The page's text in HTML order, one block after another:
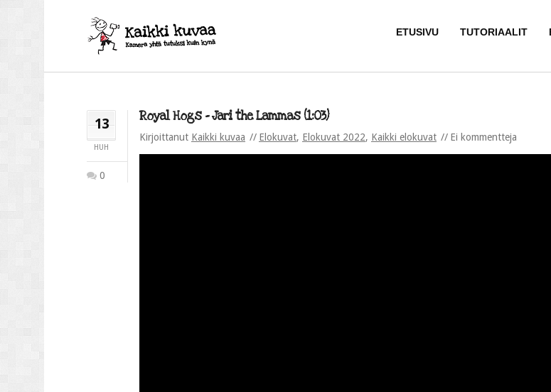
ETUSIVU TUTORIAALIT
13
HUH
0
Royal Hogs – Jari the Lammas (1:03)
Kirjoittanut Kaikki kuvaa Elokuvat, Elokuvat 2022, Kaikki elokuvat Ei kommentteja